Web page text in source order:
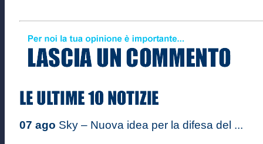
07 ago Sky – Nuova idea per la difesa del ...